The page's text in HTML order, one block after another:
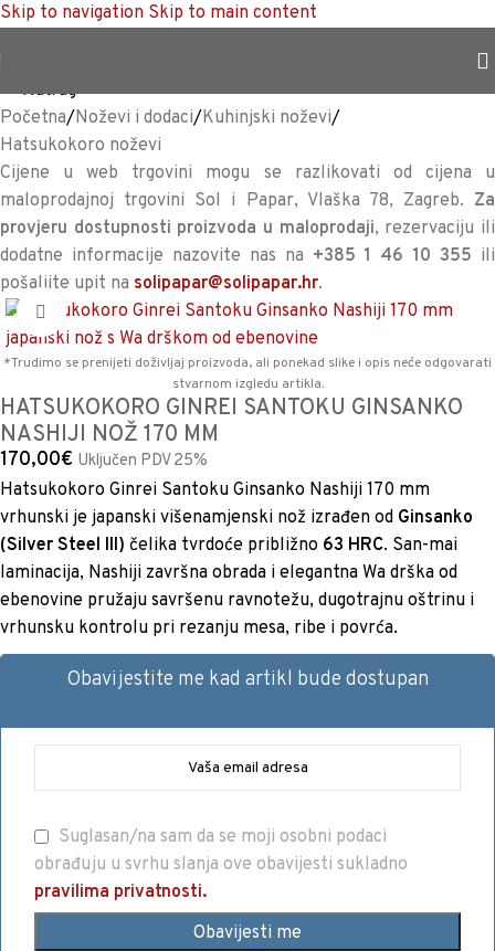
Skip to navigation Skip to main content
<<Natrag
Početna/Noževi i dodaci/Kuhinjski noževi/
Hatsukokoro noževi
Cijene u web trgovini mogu se razlikovati od cijena u
maloprodajnoj trgovini Sol i Papar, Vlaška 78, Zagreb. Za
provjeru dostupnosti proizvoda u maloprodaji, rezervaciju ili
dodatne informacije nazovite nas na +385 1 46 10 355 ili
pošaljite upit na solipapar@solipapar.hr.
Povećaj sliku
*Trudimo se prenijeti doživljaj proizvoda, ali ponekad slike i opis neće odgovarati
stvarnom izgledu artikla.
HATSUKOKORO GINREI SANTOKU GINSANKO
NASHIJI NOŽ 170 MM
170,00€ Uključen PDV 25%
Hatsukokoro Ginrei Santoku Ginsanko Nashiji 170 mm
vrhunski je japanski višenamjenski nož izrađen od Ginsanko
(Silver Steel III) čelika tvrdoće približno 63 HRC. San-mai
laminacija, Nashiji završna obrada i elegantna Wa drška od
ebenovine pružaju savršenu ravnotežu, dugotrajnu oštrinu i
vrhunsku kontrolu pri rezanju mesa, ribe i povrća.
Obavijestite me kad artikl bude dostupan
Suglasan/na sam da se moji osobni podaci
obrađuju u svrhu slanja ove obavijesti sukladno
pravilima privatnosti.